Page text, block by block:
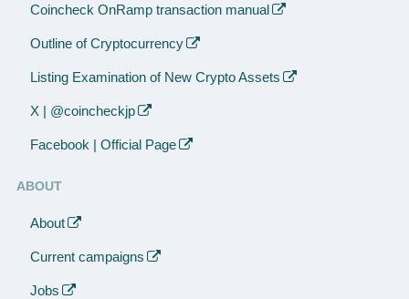
Coincheck OnRamp transaction manual
Outline of Cryptocurrency
Listing Examination of New Crypto Assets
X | @coincheckjp
Facebook | Official Page
ABOUT
About
Current campaigns
Jobs